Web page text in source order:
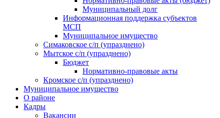
Муниципальный долг
Информационная поддержка субъектов
МСП
Муниципальное имущество
Симаковское с/п (упразднено)
Мытское с/п (упразднено)
Бюджет
Нормативно-правовые акты
Кромское с/п (упразднено)
Муниципальное имущество
О районе
Кадры
Вакансии